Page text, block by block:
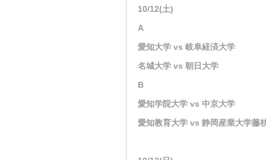
10/12(土)
A
愛知大学 vs 岐阜経済大学
名城大学 vs 朝日大学
B
愛知学院大学 vs 中京大学
愛知教育大学 vs 静岡産業大学藤